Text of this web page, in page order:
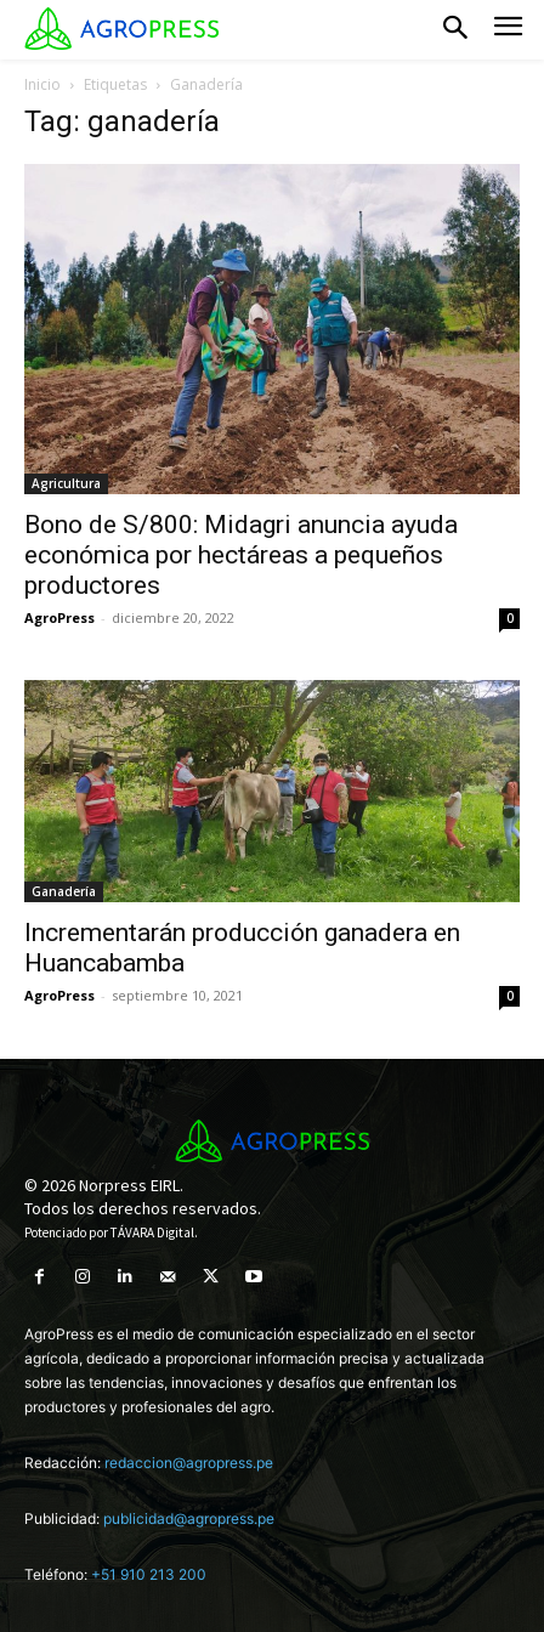
Inicio Etiquetas Ganadería
Tag: ganadería
Agricultura
Bono de S/800: Midagri anuncia ayuda
económica por hectáreas a pequeños
productores
AgroPress - diciembre 20, 2022 0
Ganadería
Incrementarán producción ganadera en
Huancabamba
AgroPress - septiembre 10, 2021 0
© 2026 Norpress EIRL.
Todos los derechos reservados.
Potenciado porTÁVARA Digital.
AgroPress es el medio de comunicación especializado en el sector
agrícola, dedicado a proporcionar información precisa y actualizada
sobre las tendencias, innovaciones y desafíos que enfrentan los
productores y profesionales del agro.
Redacción:redaccion@agropress.pe
Publicidad: publicidad@agropress.pe
Teléfono:+51 910 213 200